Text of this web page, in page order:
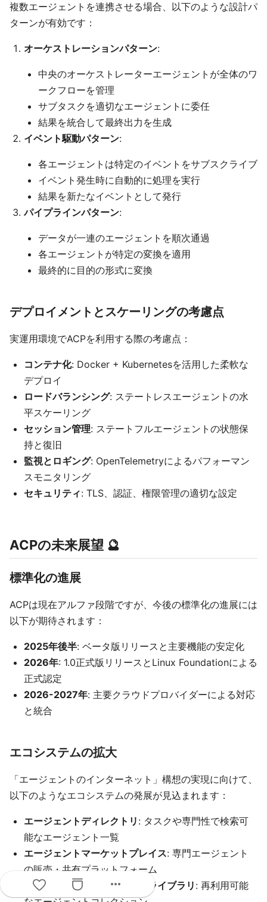
複数エージェントを連携させる場合、以下のような設計パ
ターンが有効です：
オーケストレーションパターン:
中央のオーケストレーターエージェントが全体のワ
ークフローを管理
サブタスクを適切なエージェントに委任
結果を統合して最終出力を生成
イベント駆動パターン:
各エージェントは特定のイベントをサブスクライブ
イベント発生時に自動的に処理を実行
結果を新たなイベントとして発行
パイプラインパターン:
データが一連のエージェントを順次通過
各エージェントが特定の変換を適用
最終的に目的の形式に変換
デプロイメントとスケーリングの考慮点
実運用環境でACPを利用する際の考慮点：
コンテナ化: Docker + Kubernetesを活用した柔軟な
デプロイ
ロードバランシング: ステートレスエージェントの水
平スケーリング
セッション管理: ステートフルエージェントの状態保
持と復旧
監視とロギング: OpenTelemetryによるパフォーマン
スモニタリング
セキュリティ: TLS、認証、権限管理の適切な設定
ACPの未来展望 🔮
標準化の進展
ACPは現在アルファ段階ですが、今後の標準化の進展には
以下が期待されます：
2025年後半: ベータ版リリースと主要機能の安定化
2026年: 1.0正式版リリースとLinux Foundationによる
正式認定
2026-2027年: 主要クラウドプロバイダーによる対応
と統合
エコシステムの拡大
「エージェントのインターネット」構想の実現に向けて、
以下のようなエコシステムの発展が見込まれます：
エージェントディレクトリ : タスクや専門性で検索可
能なエージェント一覧
エージェントマーケットプレイス: 専門エージェント
の販売・共有プラットフォーム
オープンソースエージェントライブラリ : 再利用可能
more_horiz